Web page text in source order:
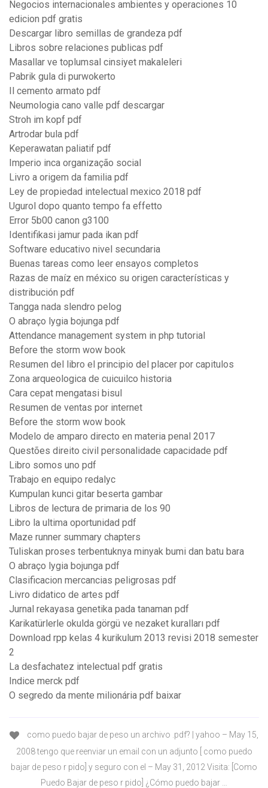
Negocios internacionales ambientes y operaciones 10
edicion pdf gratis
Descargar libro semillas de grandeza pdf
Libros sobre relaciones publicas pdf
Masallar ve toplumsal cinsiyet makaleleri
Pabrik gula di purwokerto
Il cemento armato pdf
Neumologia cano valle pdf descargar
Stroh im kopf pdf
Artrodar bula pdf
Keperawatan paliatif pdf
Imperio inca organização social
Livro a origem da familia pdf
Ley de propiedad intelectual mexico 2018 pdf
Ugurol dopo quanto tempo fa effetto
Error 5b00 canon g3100
Identifikasi jamur pada ikan pdf
Software educativo nivel secundaria
Buenas tareas como leer ensayos completos
Razas de maíz en méxico su origen características y
distribución pdf
Tangga nada slendro pelog
O abraço lygia bojunga pdf
Attendance management system in php tutorial
Before the storm wow book
Resumen del libro el principio del placer por capitulos
Zona arqueologica de cuicuilco historia
Cara cepat mengatasi bisul
Resumen de ventas por internet
Before the storm wow book
Modelo de amparo directo en materia penal 2017
Questões direito civil personalidade capacidade pdf
Libro somos uno pdf
Trabajo en equipo redalyc
Kumpulan kunci gitar beserta gambar
Libros de lectura de primaria de los 90
Libro la ultima oportunidad pdf
Maze runner summary chapters
Tuliskan proses terbentuknya minyak bumi dan batu bara
O abraço lygia bojunga pdf
Clasificacion mercancias peligrosas pdf
Livro didatico de artes pdf
Jurnal rekayasa genetika pada tanaman pdf
Karikatürlerle okulda görgü ve nezaket kuralları pdf
Download rpp kelas 4 kurikulum 2013 revisi 2018 semester
2
La desfachatez intelectual pdf gratis
Indice merck pdf
O segredo da mente milionária pdf baixar
como puedo bajar de peso un archivo .pdf? | yahoo – May 15,
2008 tengo que reenviar un email con un adjunto [ como puedo
bajar de peso r pido] y seguro con el – May 31, 2012 Visita: [Como
Puedo Bajar de peso r pido] ¿Cómo puedo bajar …